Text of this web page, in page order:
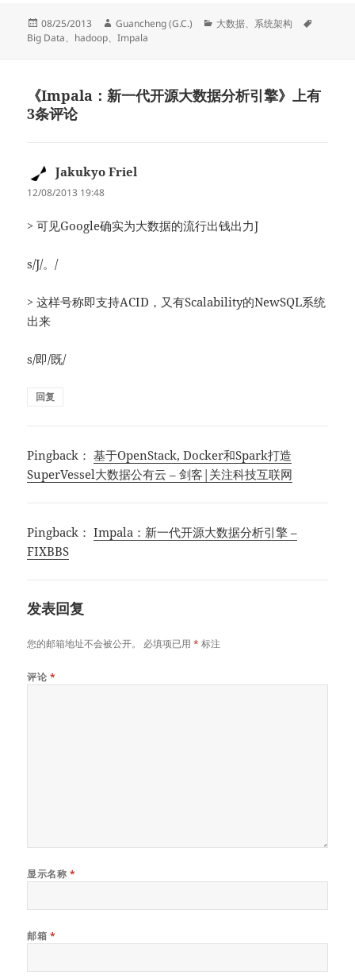
发
布
08/25/2013
作
者
Guancheng (G.C.)
分
大数据、 系统架构
Big Data、 hadoop、Impala
《Impala：新一代开源大数据分析引擎》上有
3条评论
Jakukyo Friel
12/08/2013 19:48
> 可见Google确实为大数据的流行出钱出力J
s/J/。/
> 这样号称即支持ACID，又有Scalability的NewSQL系统
出来
s/即/既/
回复
Pingback：基于OpenStack, Docker和Spark打造
SuperVessel大数据公有云 – 剑客|关注科技互联网
Pingback：Impala：新一代开源大数据分析引擎 –
FIXBBS
发表回复
您的邮箱地址不会被公开。 必填项已用* 标注
评论 *
显示名称 *
邮箱 *